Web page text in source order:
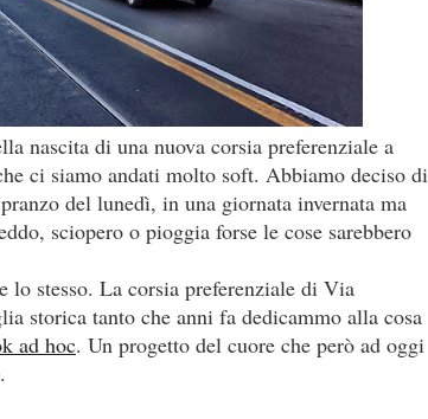
nascita di una nuova corsia preferenziale a
ci siamo andati molto soft. Abbiamo deciso di
del lunedì, in una giornata invernata ma
sciopero o pioggia forse le cose sarebbero
lo stesso. La corsia preferenziale di Via
storica tanto che anni fa dedicammo alla cosa
ad hoc. Un progetto del cuore che però ad oggi